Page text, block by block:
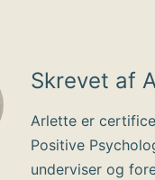
Skrevet af
Arlette er
Positive
underviser og